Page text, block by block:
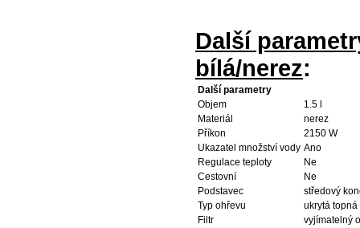
Další
bílá/nerez:
Další parametry
Objem
1.5 l
Materiál
nerez
Příkon
2150 W
Ukazatel množství vody Ano
Regulace teploty
Ne
Cestovní
Ne
Podstavec
středový
Typ ohřevu
ukrytá
Filtr
vyjímatelný